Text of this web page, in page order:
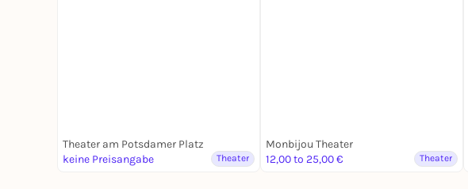
Theater am Potsdamer Platz
keine Preisangabe
Theater
Monbijou Theater
12,00 to 25,00 €
Theater